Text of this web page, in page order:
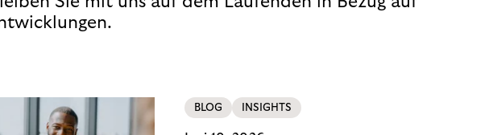
BLOG INSIGHTS